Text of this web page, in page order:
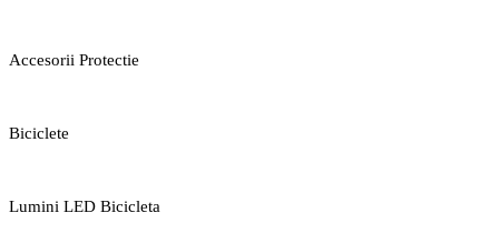
Accesorii Protectie
Biciclete
Lumini LED Bicicleta